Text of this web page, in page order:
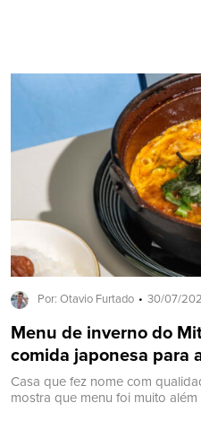
Por: Otavio Furtado 30/07/
Menu de inverno do
comida japonesa para
Casa que fez nome com
mostra que menu foi muito além